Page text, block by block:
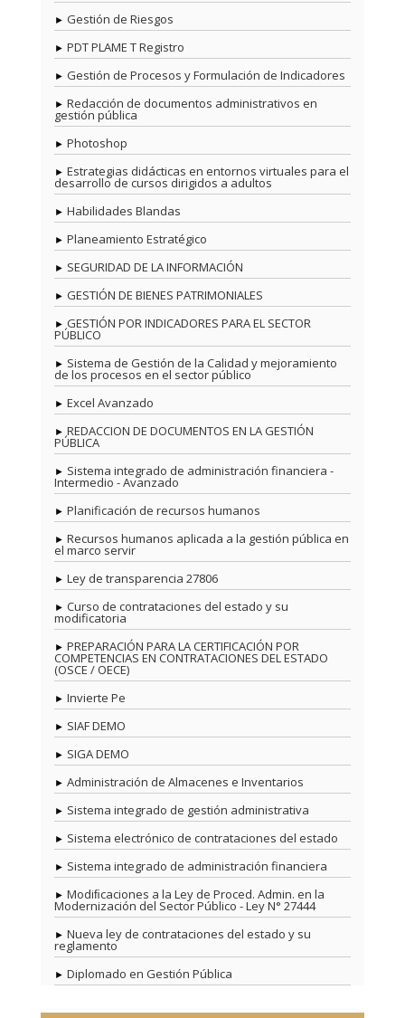
Gestión de Riesgos
PDT PLAME T Registro
Gestión de Procesos y Formulación de Indicadores
Redacción de documentos administrativos en
gestión pública
Photoshop
Estrategias didácticas en entornos virtuales para el
desarrollo de cursos dirigidos a adultos
Habilidades Blandas
Planeamiento Estratégico
SEGURIDAD DE LA INFORMACIÓN
GESTIÓN DE BIENES PATRIMONIALES
GESTIÓN POR INDICADORES PARA EL SECTOR
PÚBLICO
Sistema de Gestión de la Calidad y mejoramiento
de los procesos en el sector público
Excel Avanzado
REDACCION DE DOCUMENTOS EN LA GESTIÓN
PÚBLICA
Sistema integrado de administración financiera -
Intermedio - Avanzado
Planificación de recursos humanos
Recursos humanos aplicada a la gestión pública en
el marco servir
Ley de transparencia 27806
Curso de contrataciones del estado y su
modificatoria
PREPARACIÓN PARA LA CERTIFICACIÓN POR
COMPETENCIAS EN CONTRATACIONES DEL ESTADO
(OSCE / OECE)
Invierte Pe
SIAF DEMO
SIGA DEMO
Administración de Almacenes e Inventarios
Sistema integrado de gestión administrativa
Sistema electrónico de contrataciones del estado
Sistema integrado de administración financiera
Modiﬁcaciones a la Ley de Proced. Admin. en la
Modernización del Sector Público - Ley N° 27444
Nueva ley de contrataciones del estado y su
reglamento
Diplomado en Gestión Pública